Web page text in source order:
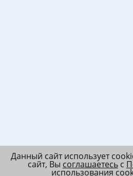
Данный сайт использует
сайт, Вы соглашаетесьс
использования